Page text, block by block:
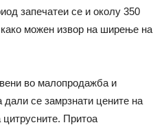
запечатеи се и околу 350
можен извор на ширење на
во малопродажба и
се замрзнати цените на
цитрусните. Притоа